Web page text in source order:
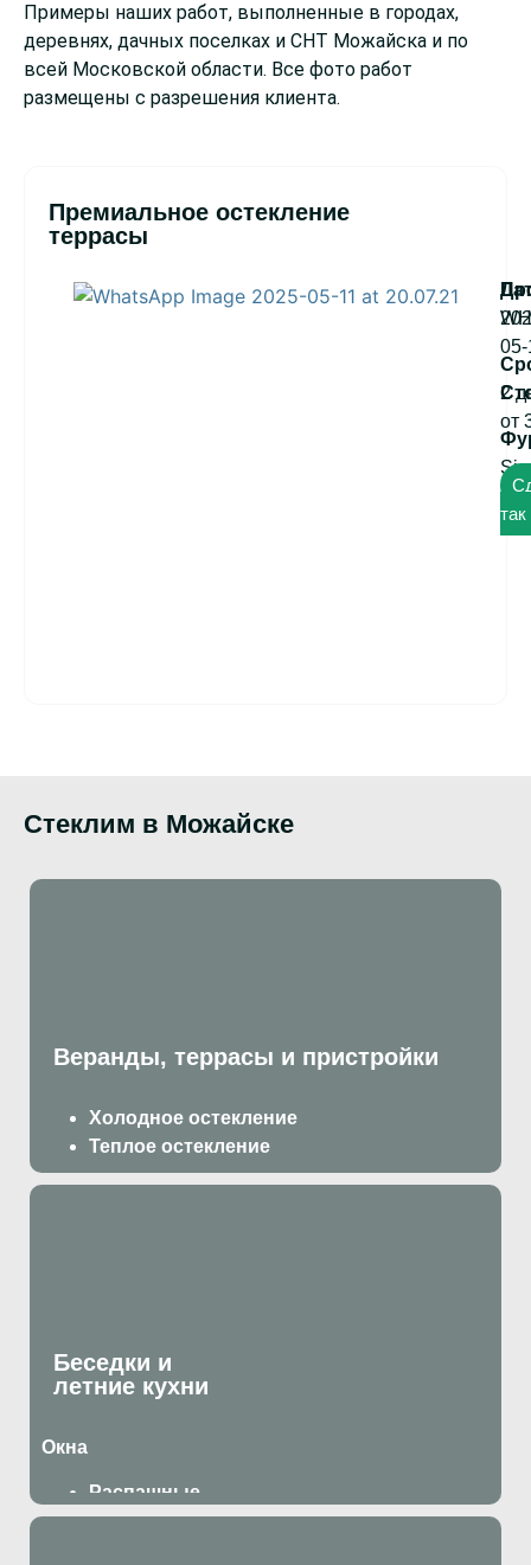
Примеры наших работ, выполненные в городах,
деревнях, дачных поселках и СНТ Можайска и по
всей Московской области. Все фото работ
размещены с разрешения клиента.
Премиальное остекление
террасы
2
05-
от
Стеклим в Можайске
Веранды, террасы и пристройки
Холодное остекление
Теплое остекление
Беседки и
летние кухни
Окна
Распашные
Раздвижные